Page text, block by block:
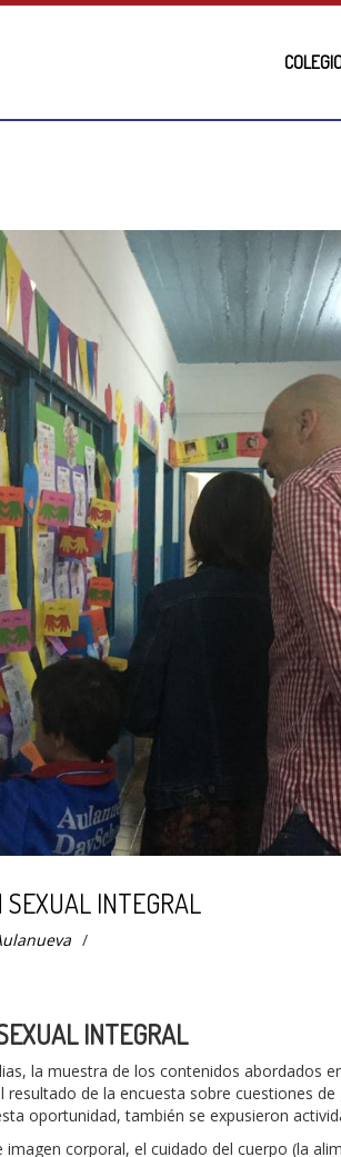
INTEGRAL
/
INTEGRAL
la muestra de los contenidos abordados
resultado de la encuesta sobre cuestiones
oportunidad, también se expusieron
corporal, el cuidado del cuerpo (la